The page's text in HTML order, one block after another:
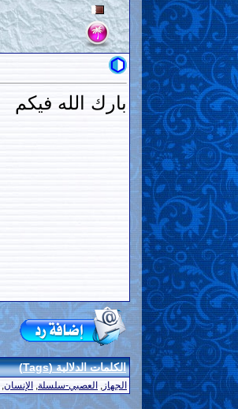
بارك الله فيكم
الكلمات الدلالية (Tags)
الجهاز , العصبي-سلسلة, الإنسان,